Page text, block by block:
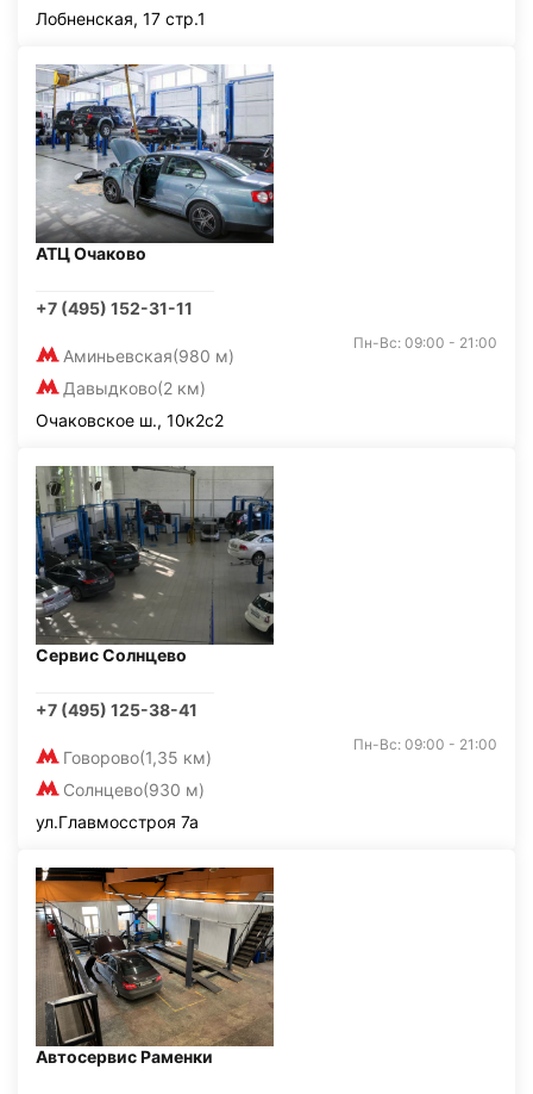
Лобненская, 17 стр.1
АТЦ Очаково
+7 (495) 152-31-11
Аминьевская(980 м)
Давыдково(2 км)
Пн-Вс: 09:00 - 21:00
Очаковское ш., 10к2с2
Сервис Солнцево
+7 (495) 125-38-41
Говорово(1,35 км)
Солнцево(930 м)
Пн-Вс: 09:00 - 21:00
ул.Главмосстроя 7а
Автосервис Раменки